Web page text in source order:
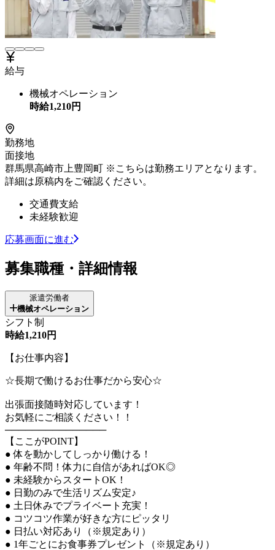
給与
機械オペレーション
時給1,210円
勤務地
面接地
群馬県高崎市上豊岡町 ※こちらは勤務エリアとなります。
詳細は原稿内をご確認ください。
交通費支給
未経験歓迎
応募画面に進む
募集職種・詳細情報
派遣労働者
機械オペレーション
シフト制
時給1,210円
【お仕事内容】
☆長期で働けるお仕事だから安心☆
出張面接随時対応しています！
お気軽にご相談ください！！
───────────────
【ここがPOINT】
● 体を動かしてしっかり働ける！
● 年齢不問！体力に自信があればOK◎
● 未経験からスタートOK！
● 日勤のみで生活リズム安定♪
● 土日休みでプライベート充実！
● コツコツ作業が好きな方にピッタリ
● 日払い対応あり（※規定あり）
● 1年ごとにお食事券プレゼント（※規定あり）